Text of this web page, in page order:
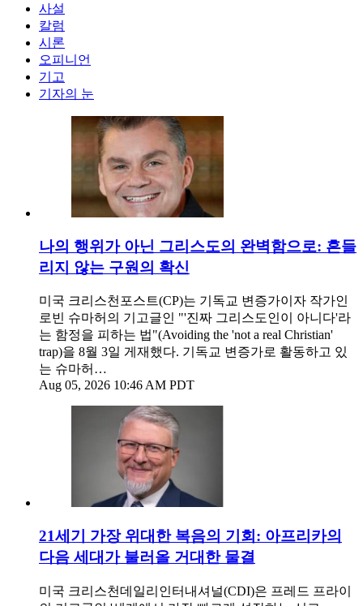
사설
칼럼
시론
오피니언
기고
기자의 눈
나의 행위가 아닌 그리스도의 완벽함으로: 흔들
리지 않는 구원의 확신
미국 크리스천포스트(CP)는 기독교 변증가이자 작가인
로빈 슈마허의 기고글인 "'진짜 그리스도인이 아니다'라
는 함정을 피하는 법"(Avoiding the 'not a real Christian'
trap)을 8월 3일 게재했다. 기독교 변증가로 활동하고 있
는 슈마허…
Aug 05, 2026 10:46 AM PDT
21세기 가장 위대한 복음의 기회: 아프리카의
다음 세대가 불러올 거대한 물결
미국 크리스천데일리인터내셔널(CDI)은 프레드 프라이